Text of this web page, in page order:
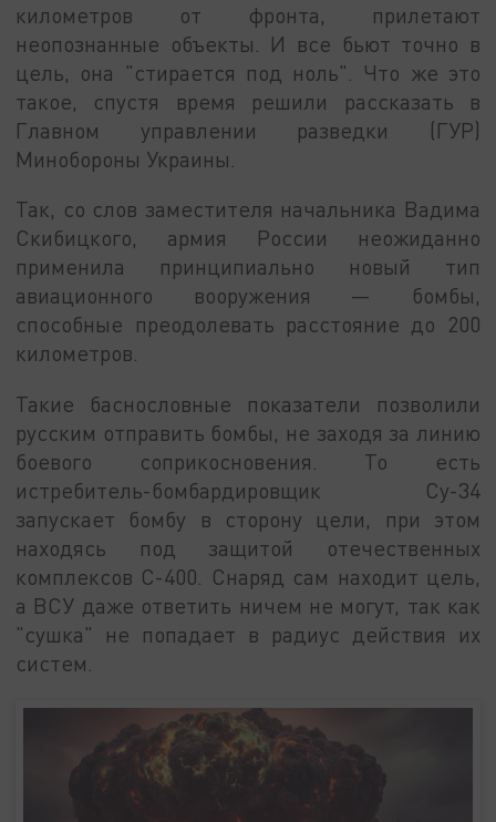
километров от фронта, прилетают
неопознанные объекты. И все бьют точно в
цель, она "стирается под ноль". Что же это
такое, спустя время решили рассказать в
Главном управлении разведки (ГУР)
Минобороны Украины.
Так, со слов заместителя начальника Вадима
Скибицкого, армия России неожиданно
применила принципиально новый тип
авиационного вооружения — бомбы,
способные преодолевать расстояние до 200
километров.
Такие баснословные показатели позволили
русским отправить бомбы, не заходя за линию
боевого соприкосновения. То есть
истребитель-бомбардировщик Су-34
запускает бомбу в сторону цели, при этом
находясь под защитой отечественных
комплексов С-400. Снаряд сам находит цель,
а ВСУ даже ответить ничем не могут, так как
"сушка" не попадает в радиус действия их
систем.